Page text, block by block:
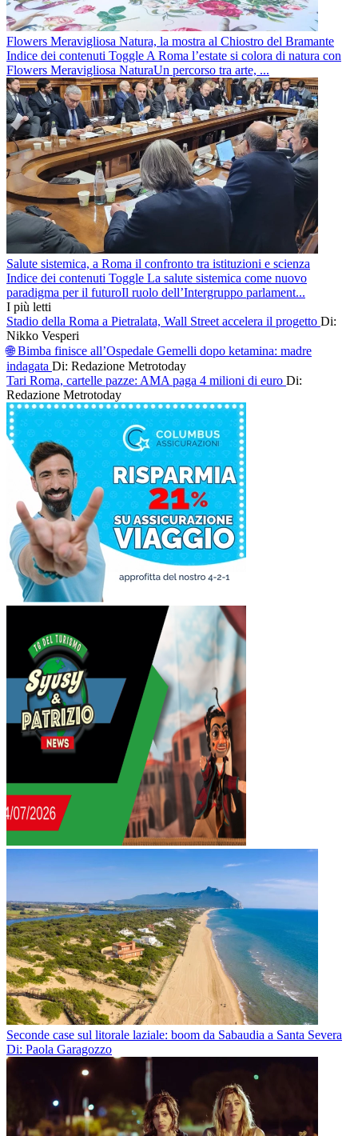
Flowers Meravigliosa Natura, la mostra al Chiostro del Bramante
Indice dei contenuti Toggle A Roma l’estate si colora di natura con
Flowers Meravigliosa NaturaUn percorso tra arte, ...
Salute sistemica, a Roma il confronto tra istituzioni e scienza
Indice dei contenuti Toggle La salute sistemica come nuovo
paradigma per il futuroIl ruolo dell’Intergruppo parlament...
I più letti
Stadio della Roma a Pietralata, Wall Street accelera il progetto Di:
Nikko Vesperi
🌐 Bimba finisce all’Ospedale Gemelli dopo ketamina: madre
indagata Di: Redazione Metrotoday
Tari Roma, cartelle pazze: AMA paga 4 milioni di euro Di:
Redazione Metrotoday
Seconde case sul litorale laziale: boom da Sabaudia a Santa Severa
Di: Paola Garagozzo